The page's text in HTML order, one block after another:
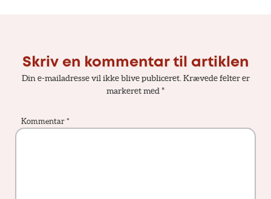
Skriv en kommentar til artiklen
Din e-mailadresse vil ikke blive publiceret. Krævede felter er
markeret med*
Kommentar *